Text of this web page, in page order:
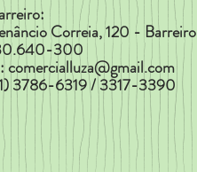
Correia, 120 - Barreiro
300
comercialluza@gmail.com
3786-6319 / 3317-3390